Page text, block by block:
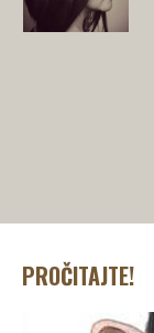
PROČITAJTE!